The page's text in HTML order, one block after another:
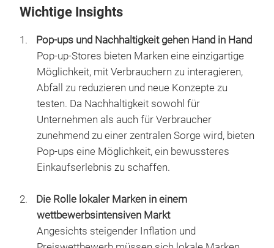
VERWALTEN
Wichtige Insights
Pop-ups und Nachhaltigkeit gehen Hand in Hand
Pop-up-Stores bieten Marken eine einzigartige
Möglichkeit, mit Verbrauchern zu interagieren,
Abfall zu reduzieren und neue Konzepte zu
testen. Da Nachhaltigkeit sowohl für
Unternehmen als auch für Verbraucher
zunehmend zu einer zentralen Sorge wird, bieten
Pop-ups eine Möglichkeit, ein bewussteres
Einkaufserlebnis zu schaffen.
Die Rolle lokaler Marken in einem
wettbewerbsintensiven Markt
Angesichts steigender Inflation und